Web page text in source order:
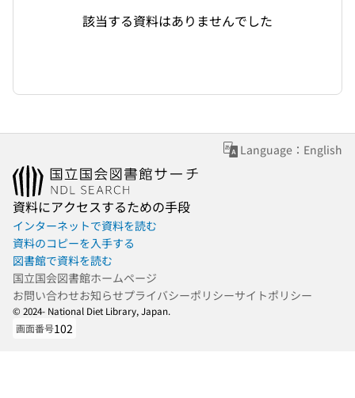
該当する資料はありませんでした
Language：English
資料にアクセスするための手段
インターネットで資料を読む
資料のコピーを入手する
図書館で資料を読む
国立国会図書館ホームページ
お問い合わせお知らせプライバシーポリシーサイトポリシー
© 2024- National Diet Library, Japan.
画面番号102